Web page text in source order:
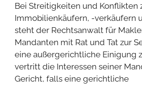
Bei Streitigkeiten und Konflikten
Immobilienkäufern, -verkäufern
steht der Rechtsanwalt für
Mandanten mit Rat und Tat zur
eine außergerichtliche Einigung
vertritt die Interessen seiner
Gericht, falls eine gerichtliche